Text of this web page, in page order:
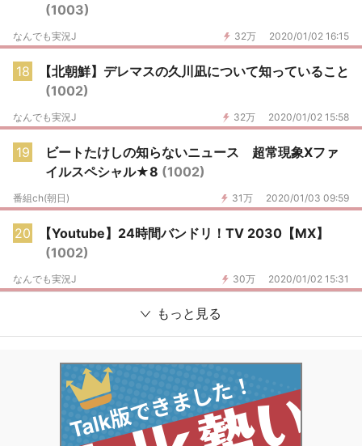
(1003)
32万 2020/01/02 16:15
なんでも実況J
18
【北朝鮮】デレマスの久川凪について知っていること
(1002)
32万 2020/01/02 15:58
なんでも実況J
19
ビートたけしの知らないニュース 超常現象Xファ
イルスペシャル★8 (1002)
31万 2020/01/03 09:59
番組ch(朝日)
20
【Youtube】24時間バンドリ！TV 2030【MX】
(1002)
30万 2020/01/02 15:31
なんでも実況J
もっと見る